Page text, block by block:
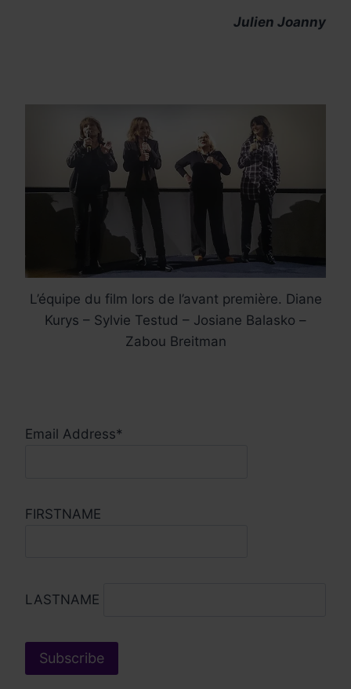
Julien Joanny
L’équipe du film lors de l’avant première. Diane
Kurys – Sylvie Testud – Josiane Balasko –
Zabou Breitman
Email Address*
FIRSTNAME
LASTNAME